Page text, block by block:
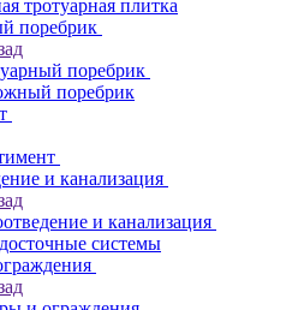
тротуарная плитка
поребрик
поребрик
поребрик
и канализация
и канализация
системы